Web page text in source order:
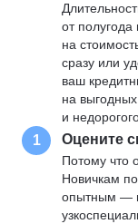
от
на
сразу или
ваш
на
и
1 Оцените
Потому что
Новичкам
опытным —